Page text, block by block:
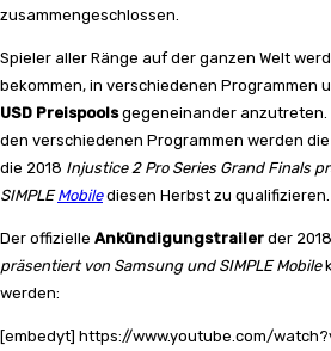
zusammengeschlossen.
Spieler aller Ränge auf der ganzen Welt
bekommen, in verschiedenen Programmen
USD Preispoolsgegeneinander anzutreten.
den verschiedenen Programmen werden
die 2018 Injustice 2 Pro Series Grand Finals
SIMPLEMobilediesen Herbst zu qualifizieren.
Der offizielle Ankündigungstrailer der 2018
präsentiert von Samsung und SIMPLE Mobile
werden:
[embedyt] https://www.youtube.com/